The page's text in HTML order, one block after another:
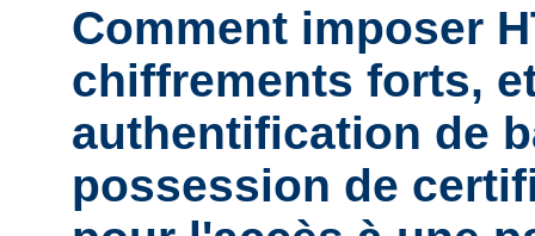
Comment imposer
chiffrements forts,
authentification de
possession de